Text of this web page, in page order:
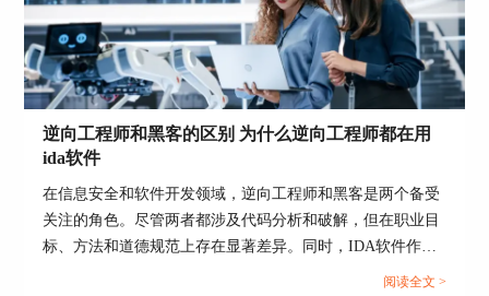
帮助使用者构建完整调试体系，提升静动态结合分析的深度
和广度。...
逆向工程师和黑客的区别 为什么逆向工程师都在用
ida软件
在信息安全和软件开发领域，逆向工程师和黑客是两个备受
关注的角色。尽管两者都涉及代码分析和破解，但在职业目
标、方法和道德规范上存在显著差异。同时，IDA软件作为
逆向工程师的首选工具，其受欢迎的原因也值得探讨。本文
阅读全文 >